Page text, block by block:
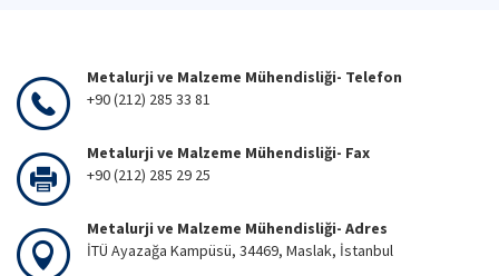
Metalurji ve Malzeme Mühendisliği- Telefon
+90 (212) 285 33 81
Metalurji ve Malzeme Mühendisliği- Fax
+90 (212) 285 29 25
Metalurji ve Malzeme Mühendisliği- Adres
İTÜ Ayazağa Kampüsü, 34469, Maslak, İstanbul